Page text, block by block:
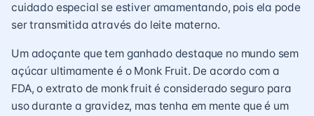
cuidado especial se estiver amamentando, pois ela pode
ser transmitida através do leite materno.
Um adoçante que tem ganhado destaque no mundo sem
açúcar ultimamente é o Monk Fruit. De acordo com a
FDA, o extrato de monk fruit é considerado seguro para
uso durante a gravidez, mas tenha em mente que é um